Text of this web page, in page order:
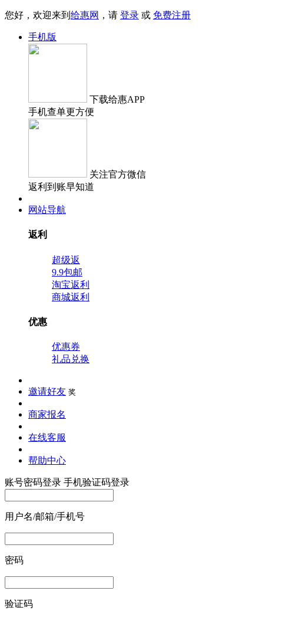
您好，欢迎来到 给惠网 ，请 登录 或 免费注册
手机版
下载给惠APP
手机查单更方便
关注官方微信
返利到账早知道
网站导航
返利
超级返
9.9包邮
淘宝返利
商城返利
优惠
优惠券
礼品兑换
邀请好友 奖
商家报名
在线客服
帮助中心
账号密码登录 手机验证码登录
用户名/邮箱/手机号
密码
验证码